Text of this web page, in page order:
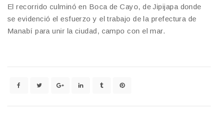
El recorrido culminó en Boca de Cayo, de Jipijapa donde
se evidenció el esfuerzo y el trabajo de la prefectura de
Manabí para unir la ciudad, campo con el mar.